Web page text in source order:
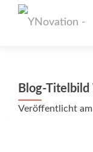
Blog-Titelbild
Veröffentlicht am